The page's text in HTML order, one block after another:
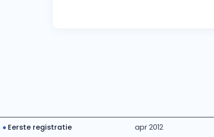
Eerste registratie
apr 2012